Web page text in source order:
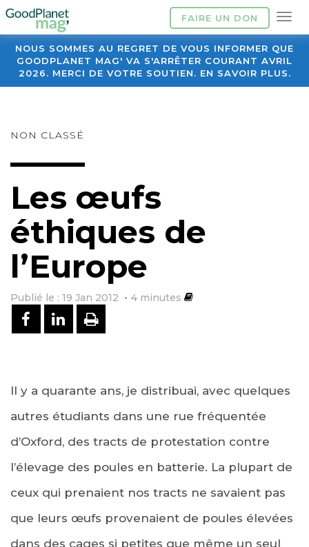
FAIRE UN DON
NOUS SOMMES AU REGRET DE VOUS INFORMER QUE
GOODPLANET MAG' VA S'ARRÊTER COURANT AVRIL
2026. MERCI DE VOTRE SOUTIEN. EN SAVOIR PLUS.
NON CLASSÉ
Les œufs
éthiques de
l’Europe
Publié le : 19 Jan 2012 4 minutes
PARTAGER SUR FACEBOOK
PARTAGER SUR LINKEDIN
IMPRIMER
Il y a quarante ans, je distribuai, avec quelques
autres étudiants dans une rue fréquentée
d’Oxford, des tracts de protestation contre
l’élevage des poules en batterie. La plupart de
ceux qui prenaient nos tracts ne savaient pas
que leurs œufs provenaient de poules élevées
dans des cages si petites que même un seul